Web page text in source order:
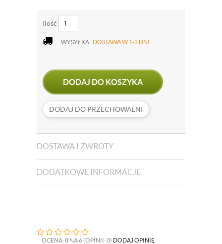
Ilość
WYSYŁKA DOSTAWA W 1-3 DNI
DODAJ DO KOSZYKA
DODAJ DO PRZECHOWALNI
DOSTAWA I ZWROTY
DODATKOWE INFORMACJE
OCENA: 0 NA 6 (OPINII: 0) DODAJ OPINIĘ